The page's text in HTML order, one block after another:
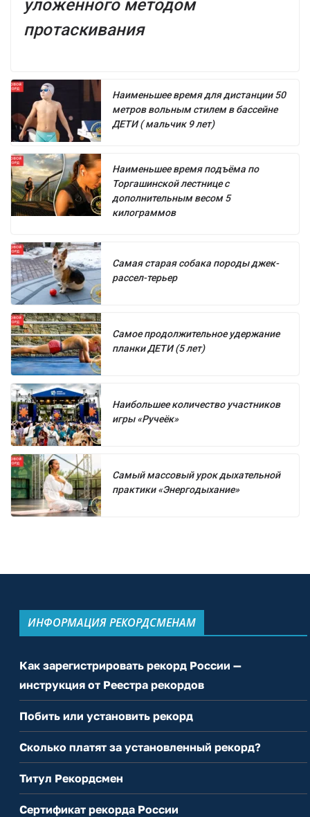
уложенного методом
протаскивания
Наименьшее время для дистанции 50
метров вольным стилем в бассейне
ДЕТИ ( мальчик 9 лет)
Наименьшее время подъёма по
Торгашинской лестнице с
дополнительным весом 5
килограммов
Самая старая собака породы джек-
рассел-терьер
Самое продолжительное удержание
планки ДЕТИ (5 лет)
Наибольшее количество участников
игры «Ручеёк»
Самый массовый урок дыхательной
практики «Энергодыхание»
ИНФОРМАЦИЯ РЕКОРДСМЕНАМ
Как зарегистрировать рекорд России —
инструкция от Реестра рекордов
Побить или установить рекорд
Сколько платят за установленный рекорд?
Титул Рекордсмен
Сертификат рекорда России